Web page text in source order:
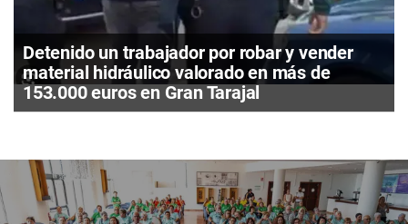
Detenido un trabajador por robar y vender
material hidráulico valorado en más de
153.000 euros en Gran Tarajal